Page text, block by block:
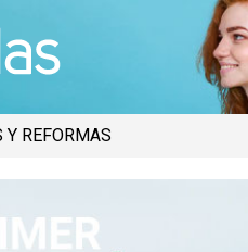
Y REFORMAS